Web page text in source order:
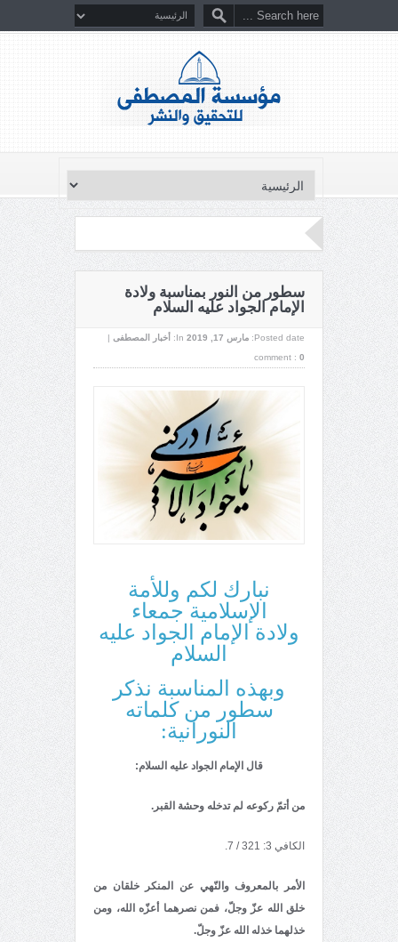
سطور من النور بمناسبة ولادة
الإمام الجواد عليه السلام
Posted date: مارس 17, 2019 In: أخبار المصطفى |
comment : 0
نبارك لكم وللأمة
الإسلامية جمعاء
ولادة الإمام الجواد عليه
السلام
وبهذه المناسبة نذكر
سطور من كلماته
النورانية:
قال الإمام الجواد علیه السلام:
من أتمّ ركوعه لم تدخله وحشة القبر .
الكافي 3: 321 / 7.
الأمر بالمعروف والنّهي عن المنكر خلقان من
خلق الله عزّ وجلّ، فمن نصرهما أعزّه الله، ومن
خذلهما خذله الله عزّ وجلّ.